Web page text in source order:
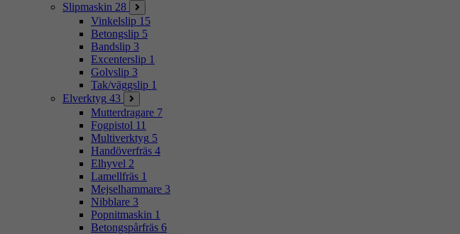
Slipmaskin 28
Vinkelslip 15
Betongslip 5
Bandslip 3
Excenterslip 1
Golvslip 3
Tak/väggslip 1
Elverktyg 43
Mutterdragare 7
Fogpistol 11
Multiverktyg 5
Handöverfräs 4
Elhyvel 2
Lamellfräs 1
Mejselhammare 3
Nibblare 3
Popnitmaskin 1
Betongspårfräs 6